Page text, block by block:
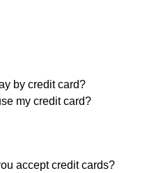
by credit card?
my credit card?
accept credit cards?